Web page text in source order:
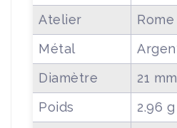
Atelier
Rome
Métal
Diamètre
21 mm
Poids
2.96 g